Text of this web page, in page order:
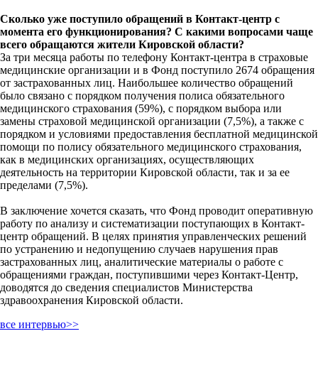
Сколько уже поступило обращений в Контакт-центр с
момента его функционирования? С какими вопросами чаще
всего обращаются жители Кировской области?
За три месяца работы по телефону Контакт-центра в страховые
медицинские организации и в Фонд поступило 2674 обращения
от застрахованных лиц. Наибольшее количество обращений
было связано с порядком получения полиса обязательного
медицинского страхования (59%), с порядком выбора или
замены страховой медицинской организации (7,5%), а также с
порядком и условиями предоставления бесплатной медицинской
помощи по полису обязательного медицинского страхования,
как в медицинских организациях, осуществляющих
деятельность на территории Кировской области, так и за ее
пределами (7,5%).
В заключение хочется сказать, что Фонд проводит оперативную
работу по анализу и систематизации поступающих в Контакт-
центр обращений. В целях принятия управленческих решений
по устранению и недопущению случаев нарушения прав
застрахованных лиц, аналитические материалы о работе с
обращениями граждан, поступившими через Контакт-Центр,
доводятся до сведения специалистов Министерства
здравоохранения Кировской области.
все интервью>>